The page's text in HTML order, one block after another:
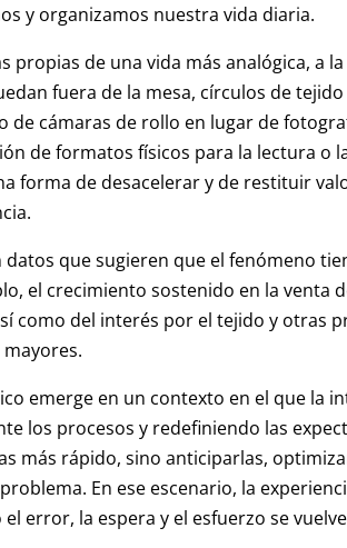
y organizamos nuestra vida diaria.
propias de una vida más analógica, a
fuera de la mesa, círculos de
de cámaras de rollo en lugar de
de formatos físicos para la lectura o
forma de desacelerar y de restituir
datos que sugieren que el fenómeno
el crecimiento sostenido en la venta
como del interés por el tejido y otras
emerge en un contexto en el que la
los procesos y redefiniendo las
más rápido, sino anticiparlas,
En ese escenario, la
error, la espera y el esfuerzo se